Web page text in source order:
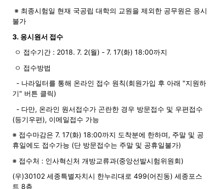
※ 최종시험일 현재 국공립 대학의 교원을 제외한 공무원은 응시
불가
3. 응시원서 접수
ㅇ 접수기간 : 2018. 7. 2(월) - 7. 17(화) 18:00까지
ㅇ 접수방법
- 나라일터를 통해 온라인 접수 원칙(회원가입 후 아래 "지원하
기" 버튼 클릭)
- 다만, 온라인 원서접수가 곤란한 경우 방문접수 및 우편접수
(등기우편), 이메일접수 가능
※ 접수마감은 7. 17(화) 18:00까지 도착분에 한하며, 주말 및 공
휴일에도 접수가능 (단 방문접수는 주말 및 공휴일불가)
※ 접수처 : 인사혁신처 개방교류과(중앙선발시험위원회)
(우)30102 세종특별자치시 한누리대로 499(어진동) 세종포스
트 8층